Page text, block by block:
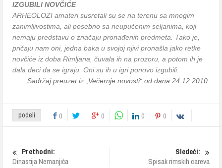
IZGUBILI NOVČIĆE
ARHEOLOZI amateri susretali su se na terenu sa mnogim
zanimljivostima, ali posebno sa neupućenim seljanima, koji
nemaju predstavu o značaju pronađenih predmeta. Tako je,
pričaju nam oni, jedna baka u svojoj njivi pronašla jako retke
novčiće iz doba Rimljana, čuvala ih na prozoru, a potom ih je
dala deci da se igraju. Oni su ih u igri ponovo izgubili.
Sadržaj preuzet iz „Večernje novosti“ od dana 24.12.2010.
podeli 0 0 0 0
Prethodni:
Dinastija Nemanjića
Sledeći:
Spisak rimskih careva